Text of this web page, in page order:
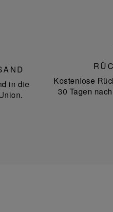
in die
Kostenlose
30 Tagen